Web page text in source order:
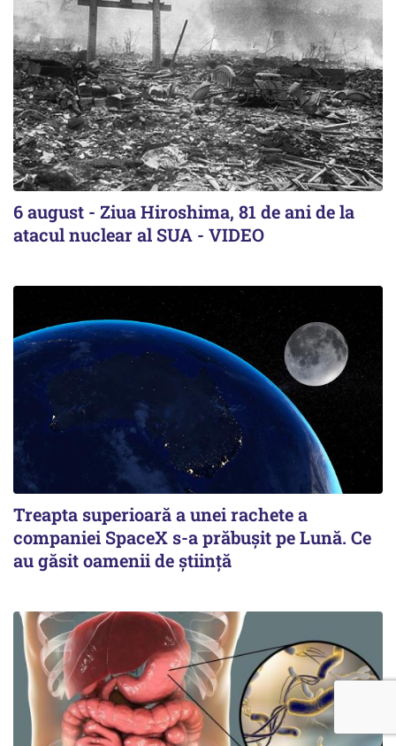
6 august - Ziua Hiroshima, 81 de ani de la
atacul nuclear al SUA - VIDEO
Treapta superioară a unei rachete a
companiei SpaceX s-a prăbușit pe Lună. Ce
au găsit oamenii de știință